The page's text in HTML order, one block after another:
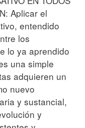
Aplicar el
entendido
los
lo ya aprendido
una simple
adquieren un
nuevo
y sustancial,
y